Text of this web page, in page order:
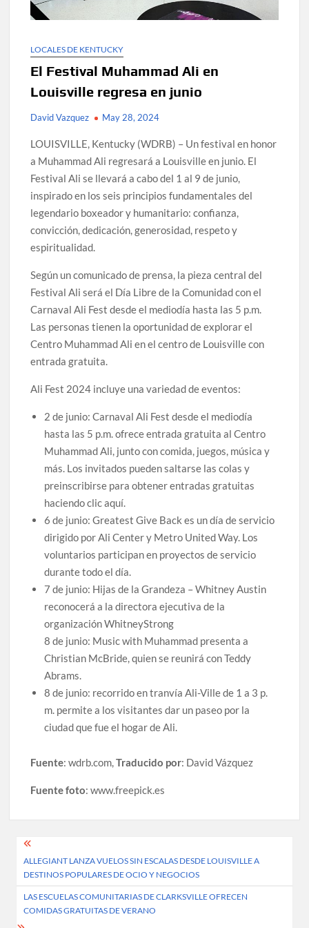
LOCALES DE KENTUCKY
El Festival Muhammad Ali en
Louisville regresa en junio
David Vazquez May 28, 2024
LOUISVILLE, Kentucky (WDRB) – Un festival en honor
a Muhammad Ali regresará a Louisville en junio. El
Festival Ali se llevará a cabo del 1 al 9 de junio,
inspirado en los seis principios fundamentales del
legendario boxeador y humanitario: confianza,
convicción, dedicación, generosidad, respeto y
espiritualidad.
Según un comunicado de prensa, la pieza central del
Festival Ali será el Día Libre de la Comunidad con el
Carnaval Ali Fest desde el mediodía hasta las 5 p.m.
Las personas tienen la oportunidad de explorar el
Centro Muhammad Ali en el centro de Louisville con
entrada gratuita.
Ali Fest 2024 incluye una variedad de eventos:
2 de junio: Carnaval Ali Fest desde el mediodía
hasta las 5 p.m. ofrece entrada gratuita al Centro
Muhammad Ali, junto con comida, juegos, música y
más. Los invitados pueden saltarse las colas y
preinscribirse para obtener entradas gratuitas
haciendo clic aquí.
6 de junio: Greatest Give Back es un día de servicio
dirigido por Ali Center y Metro United Way. Los
voluntarios participan en proyectos de servicio
durante todo el día.
7 de junio: Hijas de la Grandeza – Whitney Austin
reconocerá a la directora ejecutiva de la
organización WhitneyStrong
8 de junio: Music with Muhammad presenta a
Christian McBride, quien se reunirá con Teddy
Abrams.
8 de junio: recorrido en tranvía Ali-Ville de 1 a 3 p.
m. permite a los visitantes dar un paseo por la
ciudad que fue el hogar de Ali.
Fuente: wdrb.com,Traducido por: David Vázquez
Fuente foto: www.freepick.es
Post
navigation
ALLEGIANT LANZA VUELOS SIN ESCALAS DESDE LOUISVILLE A
DESTINOS POPULARES DE OCIO Y NEGOCIOS
LAS ESCUELAS COMUNITARIAS DE CLARKSVILLE OFRECEN
COMIDAS GRATUITAS DE VERANO